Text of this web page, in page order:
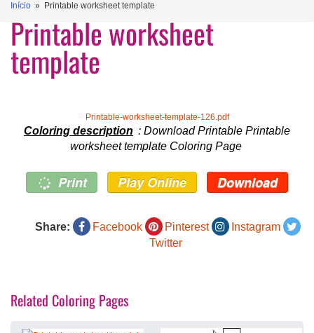
Início » Printable worksheet template
Printable worksheet
template
Printable-worksheet-template-126.pdf
Coloring description : Download Printable Printable
worksheet template Coloring Page
Print Play Online Download
Share: Facebook Pinterest
Instagram
Twitter
Related Coloring Pages